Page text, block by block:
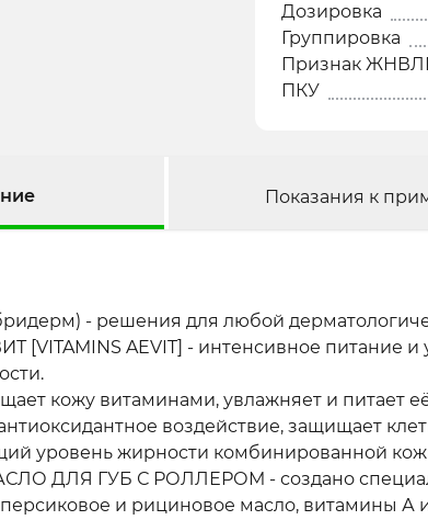
Дозировка
Группировка
Признак
ПКУ
Показания к
- решения для любой
AEVIT] - интенсивное питание и
кожу витаминами, увлажняет и питает
воздействие, защищает
уровень жирности комбинированной
ДЛЯ ГУБ С РОЛЛЕРОМ - создано
и рициновое масло, витамины А